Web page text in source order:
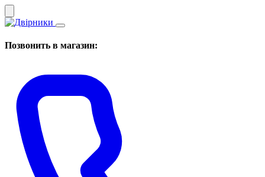
Позвонить в магазин: